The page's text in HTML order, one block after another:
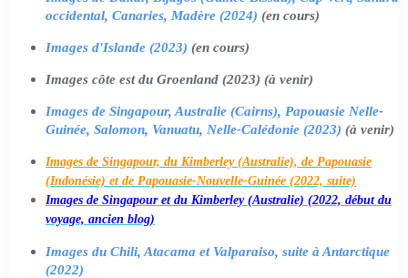
occidental, Canaries, Madère (2024) (en cours)
Images d'Islande (2023) (en cours)
Images côte est du Groenland (2023) (à venir)
Images de Singapour, Australie (Cairns), Papouasie Nelle-
Guinée, Salomon, Vanuatu, Nelle-Calédonie (2023) (à venir)
Images de Singapour, du Kimberley (Australie), de Papouasie
(Indonésie) et de Papouasie-Nouvelle-Guinée (2022, suite)
Images de Singapour et du Kimberley (Australie) (2022, début du
voyage, ancien blog)
Images du Chili, Atacama et Valparaiso, suite à Antarctique
(2022)